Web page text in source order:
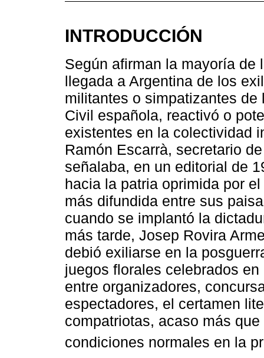
INTRODUCCIÓN
Según afirman la mayoría de
llegada a Argentina de los
militantes o simpatizantes
Civil española, reactivó o
existentes en la colectividad
Ramón Escarrà, secretario
señalaba, en un editorial de
hacia la patria oprimida por
más difundida entre sus
cuando se implantó la
más tarde, Josep Rovira
debió exiliarse en la
juegos florales celebrados
entre organizadores,
espectadores, el certamen
compatriotas, acaso más
condiciones normales en la